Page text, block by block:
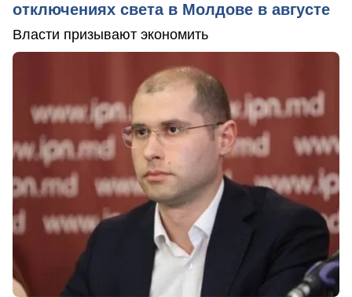
отключениях света в Молдове в августе
Власти призывают экономить